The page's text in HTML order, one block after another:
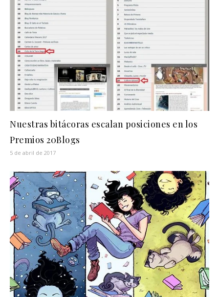
Nuestras bitácoras escalan posiciones en los
Premios 20Blogs
5 de abril de 2017